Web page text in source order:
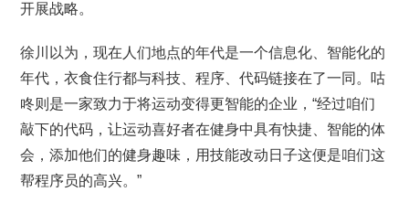
开展战略。
徐川以为，现在人们地点的年代是一个信息化、智能化的
年代，衣食住行都与科技、程序、代码链接在了一同。咕
咚则是一家致力于将运动变得更智能的企业，“经过咱们
敲下的代码，让运动喜好者在健身中具有快捷、智能的体
会，添加他们的健身趣味，用技能改动日子这便是咱们这
帮程序员的高兴。”